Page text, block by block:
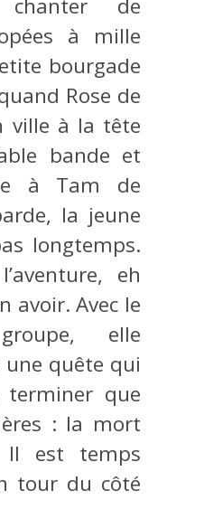
de
à mille
bourgade
Rose de
ville à la tête
bande et
à Tam de
la jeune
longtemps.
eh
avoir. Avec le
elle
une quête qui
que
: la mort
est temps
tour du côté